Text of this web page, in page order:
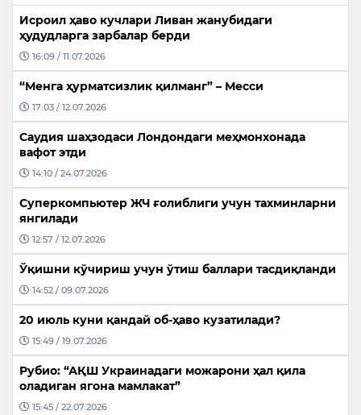
Исроил ҳаво кучлари Ливан жанубидаги
ҳудудларга зарбалар берди
16:09 / 11.07.2026
“Менга ҳурматсизлик қилманг” – Месси
17:03 / 12.07.2026
Саудия шаҳзодаси Лондондаги меҳмонхонада
вафот этди
14:10 / 24.07.2026
Суперкомпьютер ЖЧ ғолиблиги учун тахминларни
янгилади
12:57 / 12.07.2026
Ўқишни кўчириш учун ўтиш баллари тасдиқланди
14:52 / 09.07.2026
20 июль куни қандай об-ҳаво кузатилади?
15:49 / 19.07.2026
Рубио: “АҚШ Украинадаги можарони ҳал қила
оладиган ягона мамлакат”
15:45 / 22.07.2026